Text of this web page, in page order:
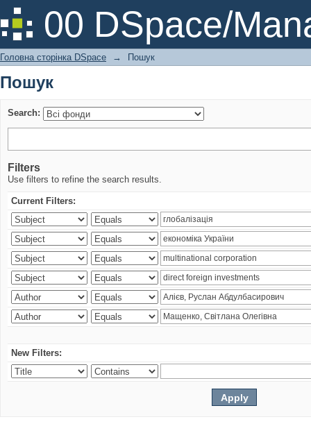
00 DSpace/
Пошук
Головна сторінка DSpace → Пошук
Пошук
Search:
Filters
Use filters to refine the search results.
Current Filters:
New Filters: